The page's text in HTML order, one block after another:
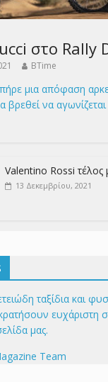
στο Rally
BTime
μια απόφαση
να
Valentino Rossi τέλος
13 Δεκεμβρίου, 2021
ταξίδια και
ευχάριστη
μας.
Team